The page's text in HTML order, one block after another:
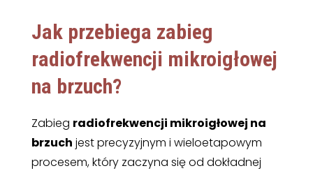
Jak przebiega zabieg
radiofrekwencji mikroigłowej
na brzuch?
Zabieg radiofrekwencji mikroigłowej na
brzuch jest precyzyjnym i wieloetapowym
procesem, który zaczyna się od dokładnej